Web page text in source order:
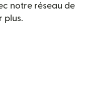
notre réseau de
plus.